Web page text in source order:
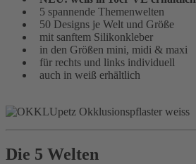
5 spannende Themenwelten
50 Designs je Welt und Größe
mit sanftem Silikonkleber
in den Größen mini, midi & maxi
für rechts und links individuell
auch in weiß erhältlich
Die 5 Welten